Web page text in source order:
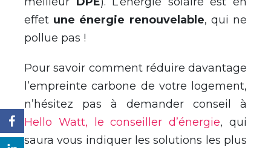
effet une énergie renouvelable, qui ne
pollue pas !
Pour savoir comment réduire davantage
l’empreinte carbone de votre logement,
n’hésitez pas à demander conseil à
Hello Watt, le conseiller d’énergie, qui
saura vous indiquer les solutions les plus